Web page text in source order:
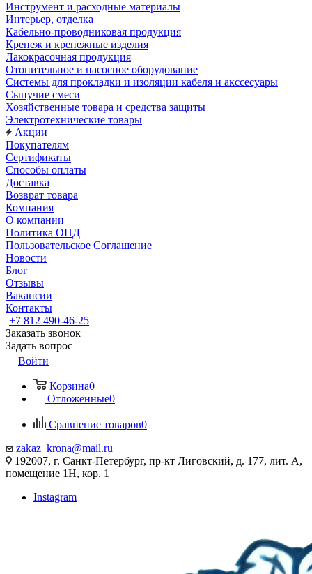
Инструмент и расходные материалы
Интерьер, отделка
Кабельно-проводниковая продукция
Крепеж и крепежные изделия
Лакокрасочная продукция
Отопительное и насосное оборудование
Системы для прокладки и изоляции кабеля и акссесуары
Сыпучие смеси
Хозяйственные товара и средства защиты
Электротехнические товары
Акции
Покупателям
Сертификаты
Способы оплаты
Доставка
Возврат товара
Компания
О компании
Политика ОПД
Пользовательское Соглашение
Новости
Блог
Отзывы
Вакансии
Контакты
+7 812 490-46-25
Заказать звонок
Задать вопрос
Войти
Корзина0
Отложенные0
Сравнение товаров0
zakaz_krona@mail.ru
192007, г. Санкт-Петербург, пр-кт Лиговский, д. 177, лит. А,
помещение 1Н, кор. 1
Instagram